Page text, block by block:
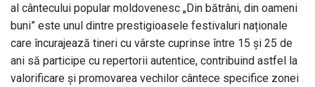
al cântecului popular moldovenesc „Din bătrâni, din oameni
buni” este unul dintre prestigioasele festivaluri naționale
care încurajează tineri cu vârste cuprinse între 15 și 25 de
ani să participe cu repertorii autentice, contribuind astfel la
valorificare și promovarea vechilor cântece specifice zonei